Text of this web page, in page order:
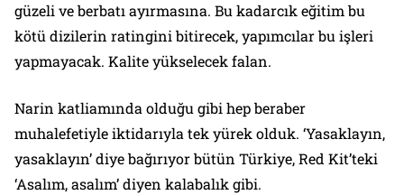
güzeli ve berbatı ayırmasına. Bu kadarcık eğitim bu
kötü dizilerin ratingini bitirecek, yapımcılar bu işleri
yapmayacak. Kalite yükselecek falan.
Narin katliamında olduğu gibi hep beraber
muhalefetiyle iktidarıyla tek yürek olduk. ‘Yasaklayın,
yasaklayın’ diye bağırıyor bütün Türkiye, Red Kit’teki
‘Asalım, asalım’ diyen kalabalık gibi.